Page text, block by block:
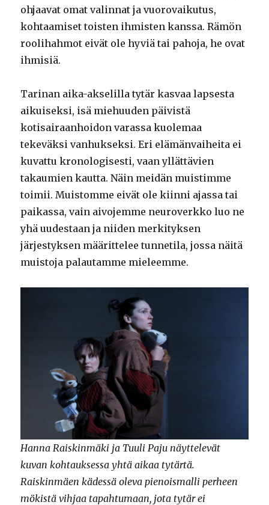
ohjaavat omat valinnat ja vuorovaikutus,
kohtaamiset toisten ihmisten kanssa. Rämön
roolihahmot eivät ole hyviä tai pahoja, he ovat
ihmisiä.
Tarinan aika-akselilla tytär kasvaa lapsesta
aikuiseksi, isä miehuuden päivistä
kotisairaanhoidon varassa kuolemaa
tekeväksi vanhukseksi. Eri elämänvaiheita ei
kuvattu kronologisesti, vaan yllättävien
takaumien kautta. Näin meidän muistimme
toimii. Muistomme eivät ole kiinni ajassa tai
paikassa, vain aivojemme neuroverkko luo ne
yhä uudestaan ja niiden merkityksen
järjestyksen määrittelee tunnetila, jossa näitä
muistoja palautamme mieleemme.
Hanna Raiskinmäki ja Tuuli Paju näyttelevät
kuvan kohtauksessa yhtä aikaa tytärtä.
Raiskinmäen kädessä oleva pienoismalli perheen
mökistä vihjaa tapahtumaan, jota tytär ei